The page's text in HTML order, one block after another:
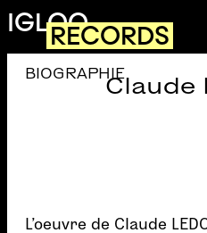
Aller au contenu principal
IGLOORECORDS
Claude
BIOGRAPHIE
L’oeuvre de Claude